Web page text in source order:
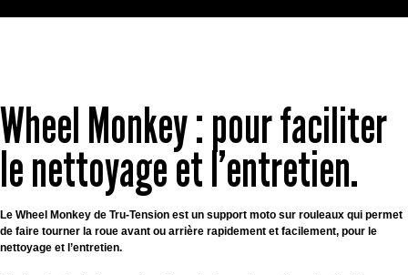
Wheel Monkey : pour faciliter
le nettoyage et l’entretien.
Le Wheel Monkey de Tru-Tension est un support moto sur rouleaux qui permet
de faire tourner la roue avant ou arrière rapidement et facilement, pour le
nettoyage et l’entretien.